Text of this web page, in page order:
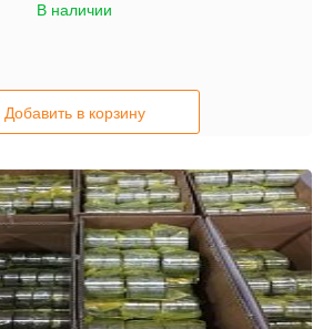
В наличии
Добавить в корзину